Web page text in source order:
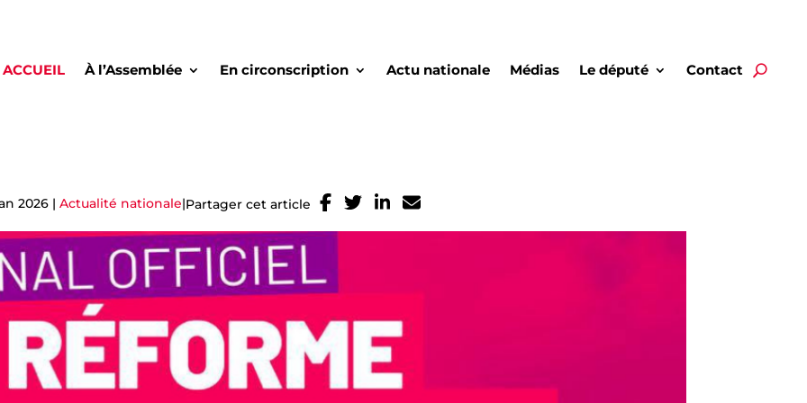
ACCUEIL À l’Assemblée En circonscription Actu nationale Médias Le député Contact
2026 | Actualité nationale|Partager cet article